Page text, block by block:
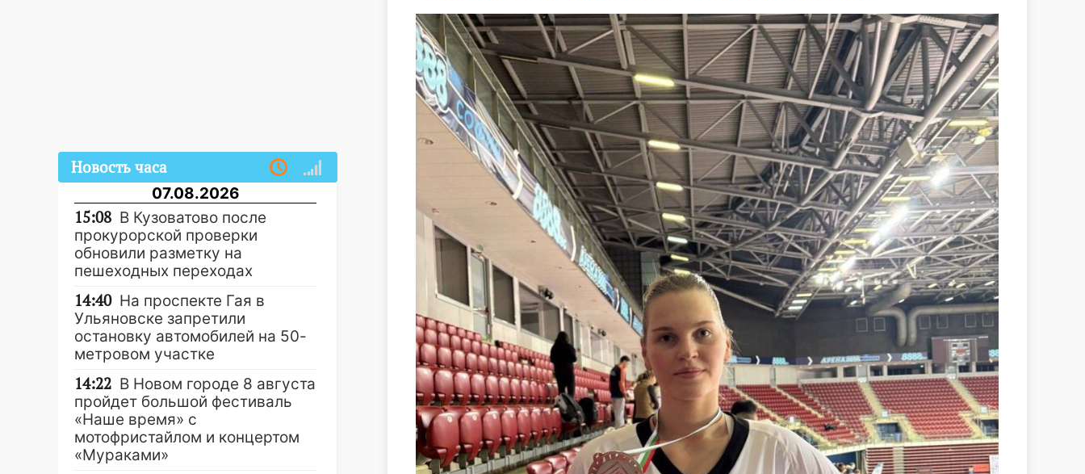
Новость часа
07.08.2026
15:08 В Кузоватово после
прокурорской проверки
обновили разметку на
пешеходных переходах
14:40 На проспекте Гая в
Ульяновске запретили
остановку автомобилей на 50-
метровом участке
14:22 В Новом городе 8 августа
пройдет большой фестиваль
«Наше время» с
мотофристайлом и концертом
«Мураками»